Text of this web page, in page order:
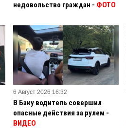
недовольство граждан - ФОТО
6 Август 2026 16:32
В Баку водитель совершил
опасные действия за рулем -
ВИДЕО